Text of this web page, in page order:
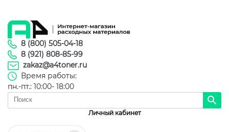
8 (800) 505-04-18
8 (921) 808-85-99
zakaz@a4toner.ru
Время работы:
пн.-пт.: 10:00- 18:00
Личный кабинет